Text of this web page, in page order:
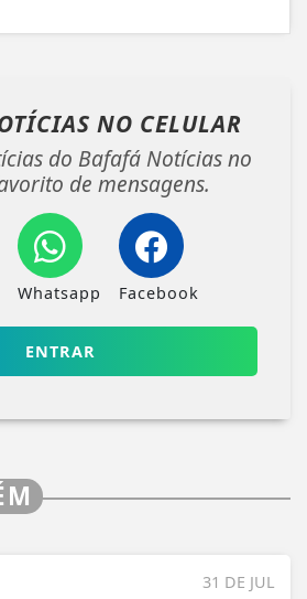
NO CELULAR
do Bafafá Notícias no
de mensagens.
Whatsapp Facebook
ENTRAR
31 DE JUL